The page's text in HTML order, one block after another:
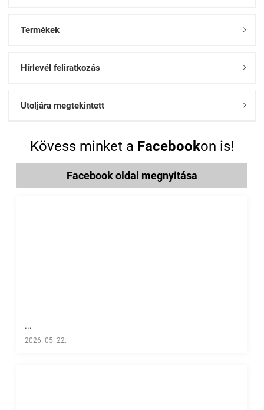
Termékek 
Hírlevél feliratkozás 
Utoljára megtekintett 
Kövess minket a Facebookon is!
Facebook oldal megnyitása
...
2026. 05. 22.